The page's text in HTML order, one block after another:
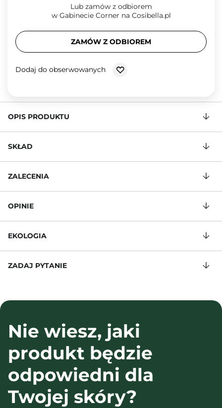
Lub zamów z odbiorem
w Gabinecie Corner na Cosibella.pl
ZAMÓW Z ODBIOREM
Dodaj do obserwowanych
OPIS PRODUKTU
SKŁAD
ZALECENIA
OPINIE
EKOLOGIA
ZADAJ PYTANIE
Nie wiesz, jaki
produkt będzie
odpowiedni dla
Twojej skóry?